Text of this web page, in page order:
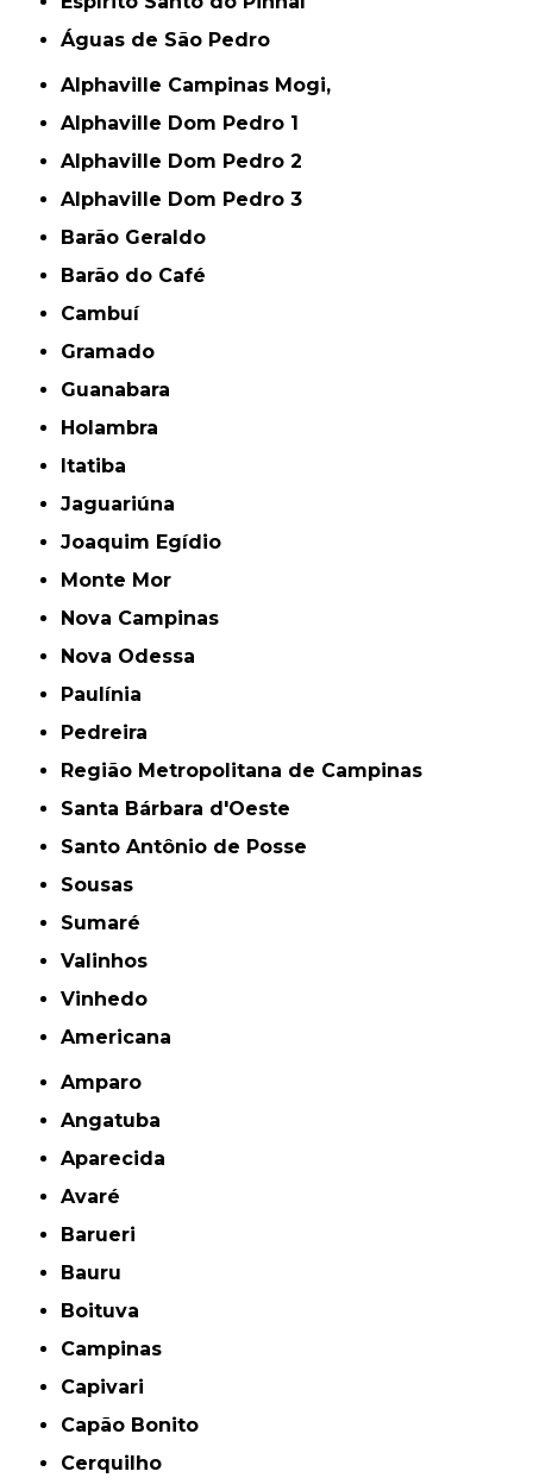
Águas de São Pedro
Alphaville Campinas Mogi,
Alphaville Dom Pedro 1
Alphaville Dom Pedro 2
Alphaville Dom Pedro 3
Barão Geraldo
Barão do Café
Cambuí
Gramado
Guanabara
Holambra
Itatiba
Jaguariúna
Joaquim Egídio
Monte Mor
Nova Campinas
Nova Odessa
Paulínia
Pedreira
Região Metropolitana de Campinas
Santa Bárbara d'Oeste
Santo Antônio de Posse
Sousas
Sumaré
Valinhos
Vinhedo
americana
Amparo
Angatuba
Aparecida
Avaré
Barueri
Bauru
Boituva
Campinas
Capivari
Capão Bonito
Cerquilho